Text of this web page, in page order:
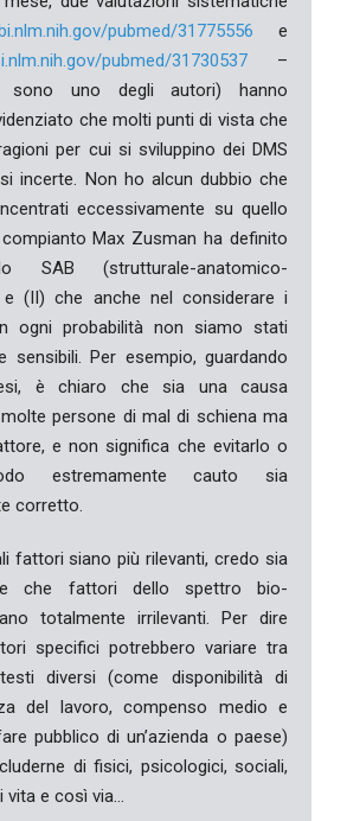
pubmed/31775556 e
pubmed/31730537 –
sono uno degli autori) hanno
che molti punti di vista che
per cui si sviluppino dei DMS
incerte. Non ho alcun dubbio che
eccessivamente su quello
Max Zusman ha definito
SAB (strutturale-anatomico-
e (II) che anche nel considerare i
ogni probabilità non siamo stati
sensibili. Per esempio, guardando
è chiaro che sia una causa
persone di mal di schiena ma
e non significa che evitarlo o
estremamente cauto sia
corretto.
fattori siano più rilevanti, credo sia
che fattori dello spettro bio-
totalmente irrilevanti. Per dire
specifici potrebbero variare tra
diversi (come disponibilità di
del lavoro, compenso medio e
pubblico di un’azienda o paese)
di fisici, psicologici, sociali,
e così via…